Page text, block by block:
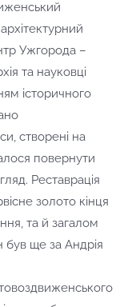
Ужгорода –
та науковці
історичного
створені на
повернути
Реставрація
золото кінця
та й загалом
був ще за Андрія